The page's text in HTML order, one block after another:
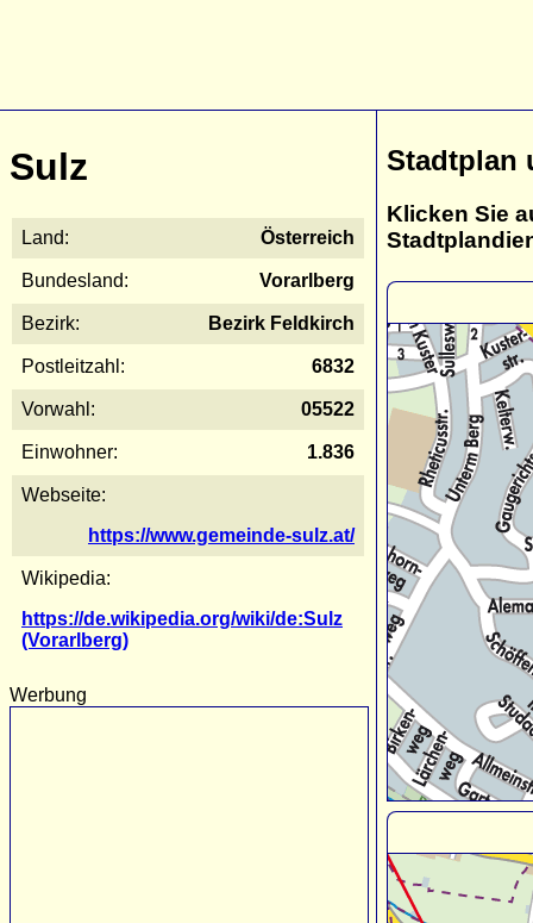
Sulz
Land: Österreich
Bundesland: Vorarlberg
Bezirk: Bezirk Feldkirch
Postleitzahl: 6832
Vorwahl: 05522
Einwohner: 1.836
Webseite:
https://www.gemeinde-sulz.at/
Wikipedia:
https://de.wikipedia.org/wiki/de:Sulz
(Vorarlberg)
Werbung
Stadtplan
Klicken Sie